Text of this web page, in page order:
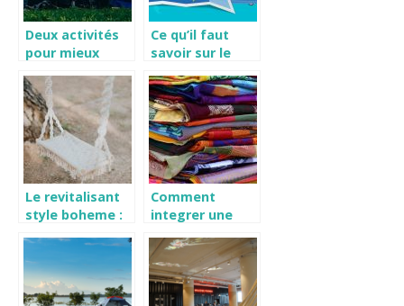
Deux activités
pour mieux
période de
vacances
Ce qu’il faut
savoir sur le
Le revitalisant
style boheme :
Comment
integrer une
dans un decor
de chambre a
coucher